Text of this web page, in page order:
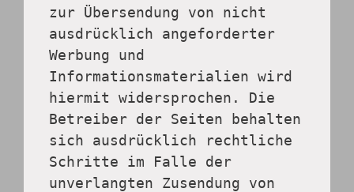
zur Übersendung von nicht
ausdrücklich angeforderter
Werbung und
Informationsmaterialien wird
hiermit widersprochen. Die
Betreiber der Seiten behalten
sich ausdrücklich rechtliche
Schritte im Falle der
unverlangten Zusendung von